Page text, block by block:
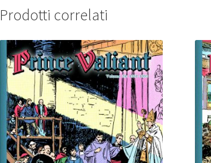
Prodotti correlati